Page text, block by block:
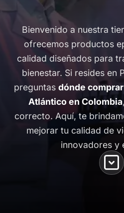
Bienvenido a nuestra
ofrecemos productos
calidad diseñados para
bienestar. Si resides en
preguntas dónde
Atlántico en Colombia
correcto. Aquí, te
mejorar tu calidad de
innovadores y